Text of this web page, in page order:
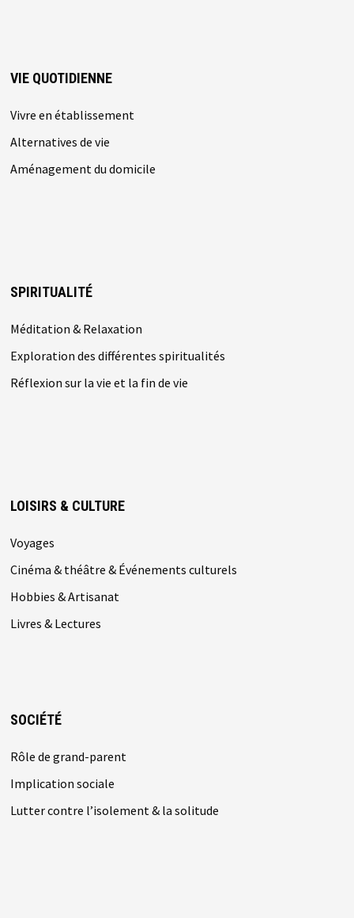
VIE QUOTIDIENNE
Vivre en établissement
Alternatives de vie
Aménagement du domicile
SPIRITUALITÉ
Méditation & Relaxation
Exploration des différentes spiritualités
Réflexion sur la vie et la fin de vie
LOISIRS & CULTURE
Voyages
Cinéma & théâtre & Événements culturels
Hobbies & Artisanat
Livres & Lectures
SOCIÉTÉ
Rôle de grand-parent
Implication sociale
Lutter contre l’isolement & la solitude